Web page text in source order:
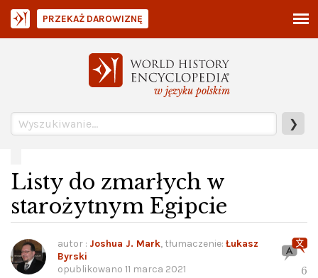
w języku polskim
❯
PRZEKAŻ DAROWIZNĘ
Listy do zmarłych w
starożytnym Egipcie
autor : Joshua J. Mark, tłumaczenie: Łukasz
Byrski
opublikowano 11 marca 2021 6